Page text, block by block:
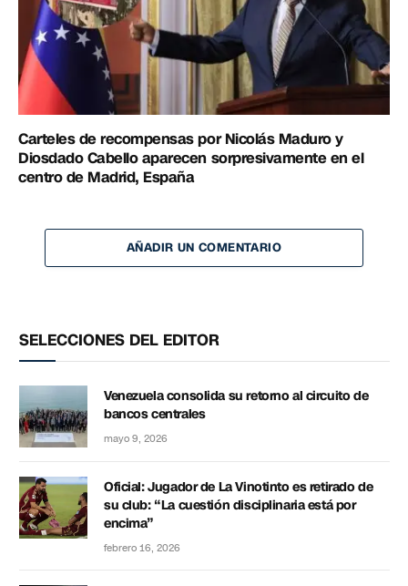
Carteles de recompensas por Nicolás Maduro y
Diosdado Cabello aparecen sorpresivamente en el
centro de Madrid, España
AÑADIR UN COMENTARIO
SELECCIONES DEL EDITOR
Venezuela consolida su retorno al circuito de
bancos centrales
mayo 9, 2026
Oficial: Jugador de La Vinotinto es retirado de
su club: “La cuestión disciplinaria está por
encima”
febrero 16, 2026